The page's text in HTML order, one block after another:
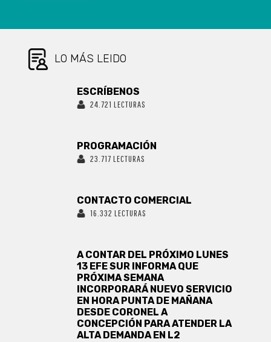
LO MÁS LEIDO
ESCRÍBENOS
24.721 LECTURAS
PROGRAMACIÓN
23.717 LECTURAS
CONTACTO COMERCIAL
16.332 LECTURAS
A CONTAR DEL PRÓXIMO LUNES
13 EFE SUR INFORMA QUE
PRÓXIMA SEMANA
INCORPORARÁ NUEVO SERVICIO
EN HORA PUNTA DE MAÑANA
DESDE CORONEL A
CONCEPCIÓN PARA ATENDER LA
ALTA DEMANDA EN L2